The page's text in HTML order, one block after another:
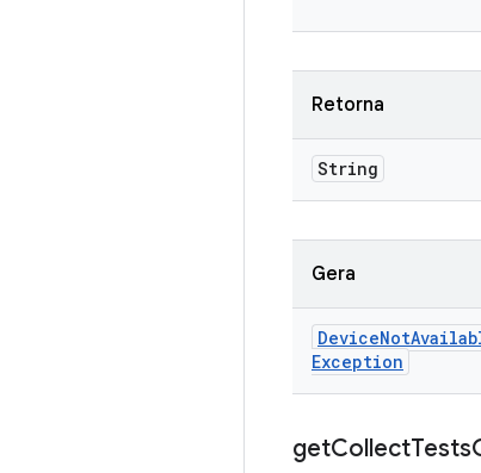
Retorna
String
Gera
DeviceNot
Exception
getCollectTests